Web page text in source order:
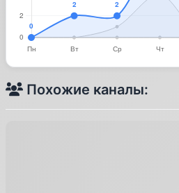
Похожие каналы: